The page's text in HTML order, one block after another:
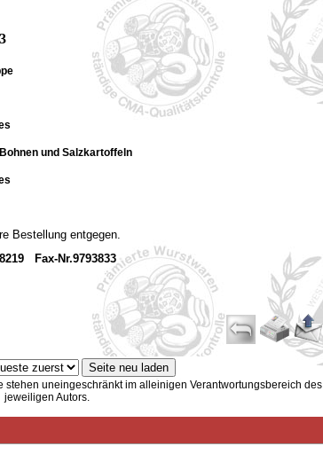
und Salzkartoffeln
entgegen.
stehen uneingeschränkt im alleinigen Verantwortungsbereich des
jeweiligen Autors.